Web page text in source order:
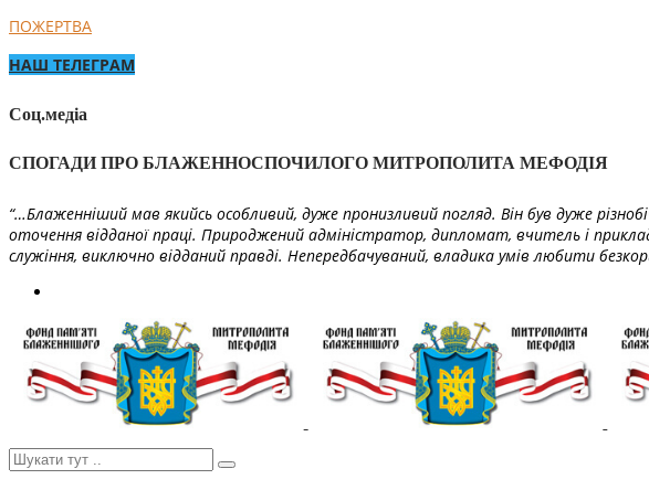
ПОЖЕРТВА
НАШ ТЕЛЕГРАМ
Соц.медіа
СПОГАДИ ПРО БЛАЖЕННОСПОЧИЛОГО МИТРОПОЛИТА МЕФОДІЯ
“…Блаженніший мав якийсь особливий, дуже пронизливий погляд. Він був дуже
оточення відданої праці. Природжений адміністратор, дипломат, вчитель і
служіння, виключно відданий правді. Непередбачуваний, владика умів любити